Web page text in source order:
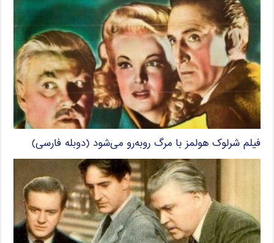
فیلم شرلوک هولمز با مرگ روبه‌رو می‌شود (دوبله فارسی)